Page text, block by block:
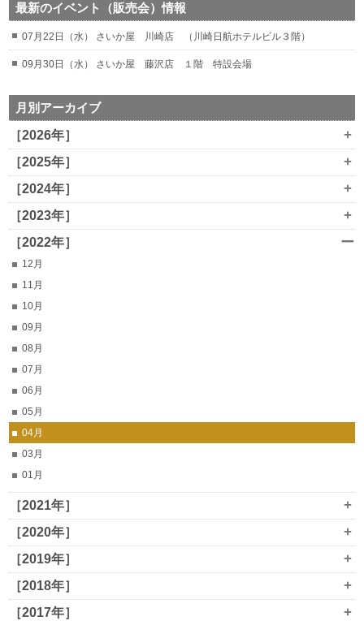
最新のイベント（販売会）情報
07月22日（水） さいか屋 川崎店 （川崎日航ホテルビル３階）
09月30日（水） さいか屋 藤沢店 １階 特設会場
月別アーカイブ
［2026年］
+
［2025年］ +
［2024年］ +
［2023年］ +
［2022年］ ー
12月
11月
10月
09月
08月
07月
06月
05月
04月
03月
01月
［2021年］ +
［2020年］ +
［2019年］ +
［2018年］ +
［2017年］ +